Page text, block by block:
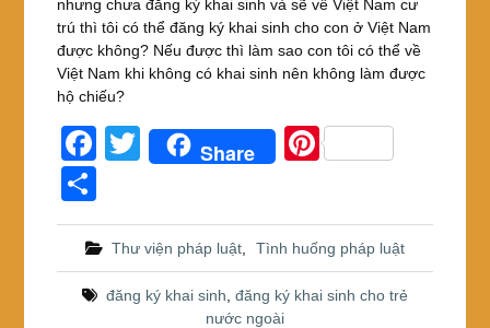
nhưng chưa đăng ký khai sinh và sẽ về Việt Nam cư
trú thì tôi có thể đăng ký khai sinh cho con ở Việt Nam
được không? Nếu được thì làm sao con tôi có thể về
Việt Nam khi không có khai sinh nên không làm được
hộ chiếu?
F
a
c
e
b
T
er
Share
Pi
e
st
h
ar
e
Thư viện pháp luật, Tình huống pháp luật
đăng ký khai sinh đăng ký khai sinh cho trẻ
nước ngoài